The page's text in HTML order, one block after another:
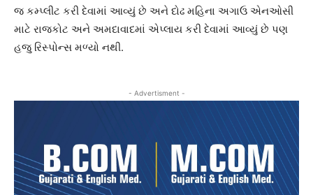
જ કમ્પ્લીટ કરી દેવામાં આવ્યું છે અને દોઢ મહિના અગાઉ એનઓસી
માટે રાજકોટ અને અમદાવાદમાં એપ્લાય કરી દેવામાં આવ્યું છે પણ
હજુ રિસ્પોન્સ મળ્યો નથી.
- Advertisment -